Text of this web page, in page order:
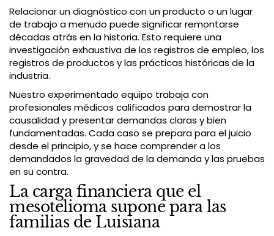
Relacionar un diagnóstico con un producto o un lugar
de trabajo a menudo puede significar remontarse
décadas atrás en la historia. Esto requiere una
investigación exhaustiva de los registros de empleo, los
registros de productos y las prácticas históricas de la
industria.
Nuestro experimentado equipo trabaja con
profesionales médicos calificados para demostrar la
causalidad y presentar demandas claras y bien
fundamentadas. Cada caso se prepara para el juicio
desde el principio, y se hace comprender a los
demandados la gravedad de la demanda y las pruebas
en su contra.
La carga financiera que el
mesotelioma supone para las
familias de Luisiana